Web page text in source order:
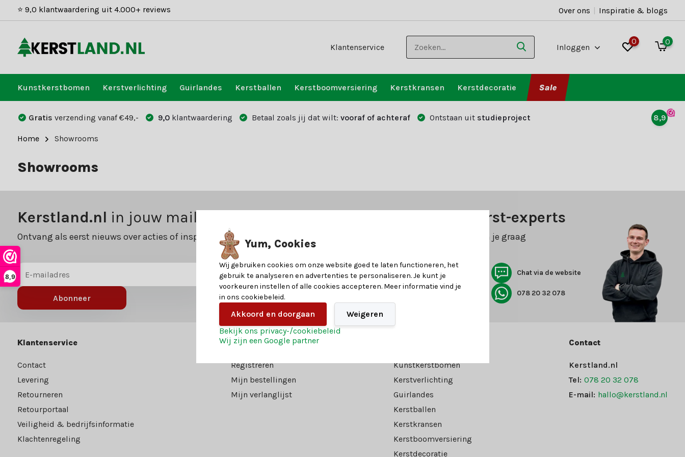
8,9
⭐ 9,0 klantwaardering uit 4.000+ reviews Over ons | Inspiratie & blogs
Klantenservice Inloggen
0 0
Kunstkerstbomen Kerstverlichting Guirlandes Kerstballen Kerstboomversiering Kerstkransen Kerstdecoratie Sale
Gratis verzending vanaf €49,- 9,0 klantwaardering Betaal zoals jij dat wilt: vooraf of achteraf Ontstaan uit studieproject 8,9
Home Showrooms
Showrooms
Kerstland.nl in jouw mailbox?
Ontvang als eerst nieuws over acties of inspiratie voor kerst 2026!
Abonneer
Vraag het onze kerst-experts
Onze productspecialisten helpen je graag
hallo@kerstland.nl Chat via de website
078 20 32 078
Klantenservice
Contact
Levering
Retourneren
Retourportaal
Veiligheid & bedrijfsinformatie
Klachtenregeling
Mijn account
Registreren
Mijn bestellingen
Mijn verlanglijst
Kunstkerstbomen
Kerstverlichting
Guirlandes
Kerstballen
Kerstkransen
Kerstboomversiering
Kerstdecoratie
Contact
Kerstland.nl
Tel: 078 20 32 078
E-mail: hallo@kerstland.nl
Yum, Cookies
Wij gebruiken cookies om onze website goed te laten functioneren, het
gebruik te analyseren en advertenties te personaliseren. Je kunt je
voorkeuren instellen of alle cookies accepteren. Meer informatie vind je
in ons cookiebeleid.
Akkoord en doorgaan
Weigeren
Bekijk ons privacy-/cookiebeleid
Wij zijn een Google partner